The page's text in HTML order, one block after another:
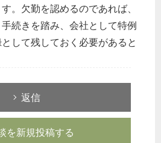
。欠勤を認めるのであれば、
続きを踏み、会社として特例
して残しておく必要があると
返信
を新規投稿する